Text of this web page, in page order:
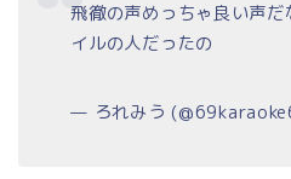
飛徹の声めっちゃ良い声
イルの人だったの
— ろれみう